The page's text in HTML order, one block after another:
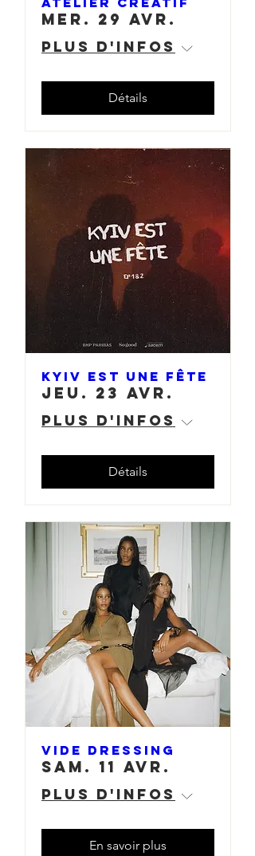
mer. 29 avr.
Plus d'infos
Détails
KYIV EST UNE FÊTE
jeu. 23 avr.
Plus d'infos
Détails
VIDE DRESSING
sam. 11 avr.
Plus d'infos
En savoir plus